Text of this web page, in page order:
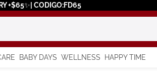
+$65✨| CODIGO:FD65
BABY DAYS WELLNESS HAPPY TIME